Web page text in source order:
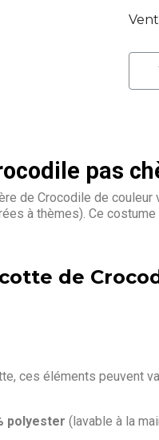
pas
de Crocodile de
à thèmes). Ce
de
ces éléments peuvent
polyester (lavable à la